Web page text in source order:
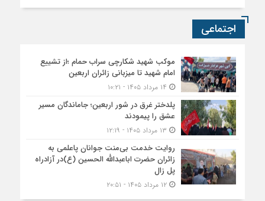
اجتماعی
موکب شهید شکارچی سراب حمام ؛از تشییع
امام شهید تا میزبانی زائران اربعین
پلدختر غرق در شور اربعین؛ جاماندگان مسیر
عشق را پیمودند
روایت خدمت بی‌منت جوانان پاعلمی به
زائران حضرت اباعبدالله الحسین (ع)در آزادراه
پل زال
۱۲ مرداد ۱۴۰۵ - ۲۰:۵۱